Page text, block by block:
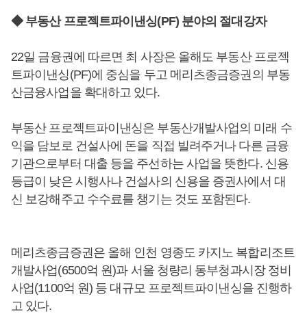
◆ 부동산 프로젝트파이낸싱(PF) 분야의 절대강자
22일 금융권에 따르면 최 사장은 올해도 부동산 프로젝
트파이낸싱(PF)에 중심을 두고 메리츠종금증권의 부동
산금융사업을 확대하고 있다.
부동산 프로젝트파이낸싱은 부동산개발사업의 미래 수
익을 담보로 건설사에 돈을 직접 빌려주거나 다른 금융
기관으로부터 대출 등을 주선하는 사업을 뜻한다. 신용
등급이 낮은 시행사나 건설사의 신용을 증권사에서 대
신 보강해주고 수수료를 챙기는 것도 포함된다.
메리츠종금증권은 올해 인천 영종도 카지노 복합리조트
개발사업(6500억 원)과 서울 청량리 동부청과시장 정비
사업(1100억 원) 등 대규모 프로젝트파이낸싱을 진행하
고 있다.